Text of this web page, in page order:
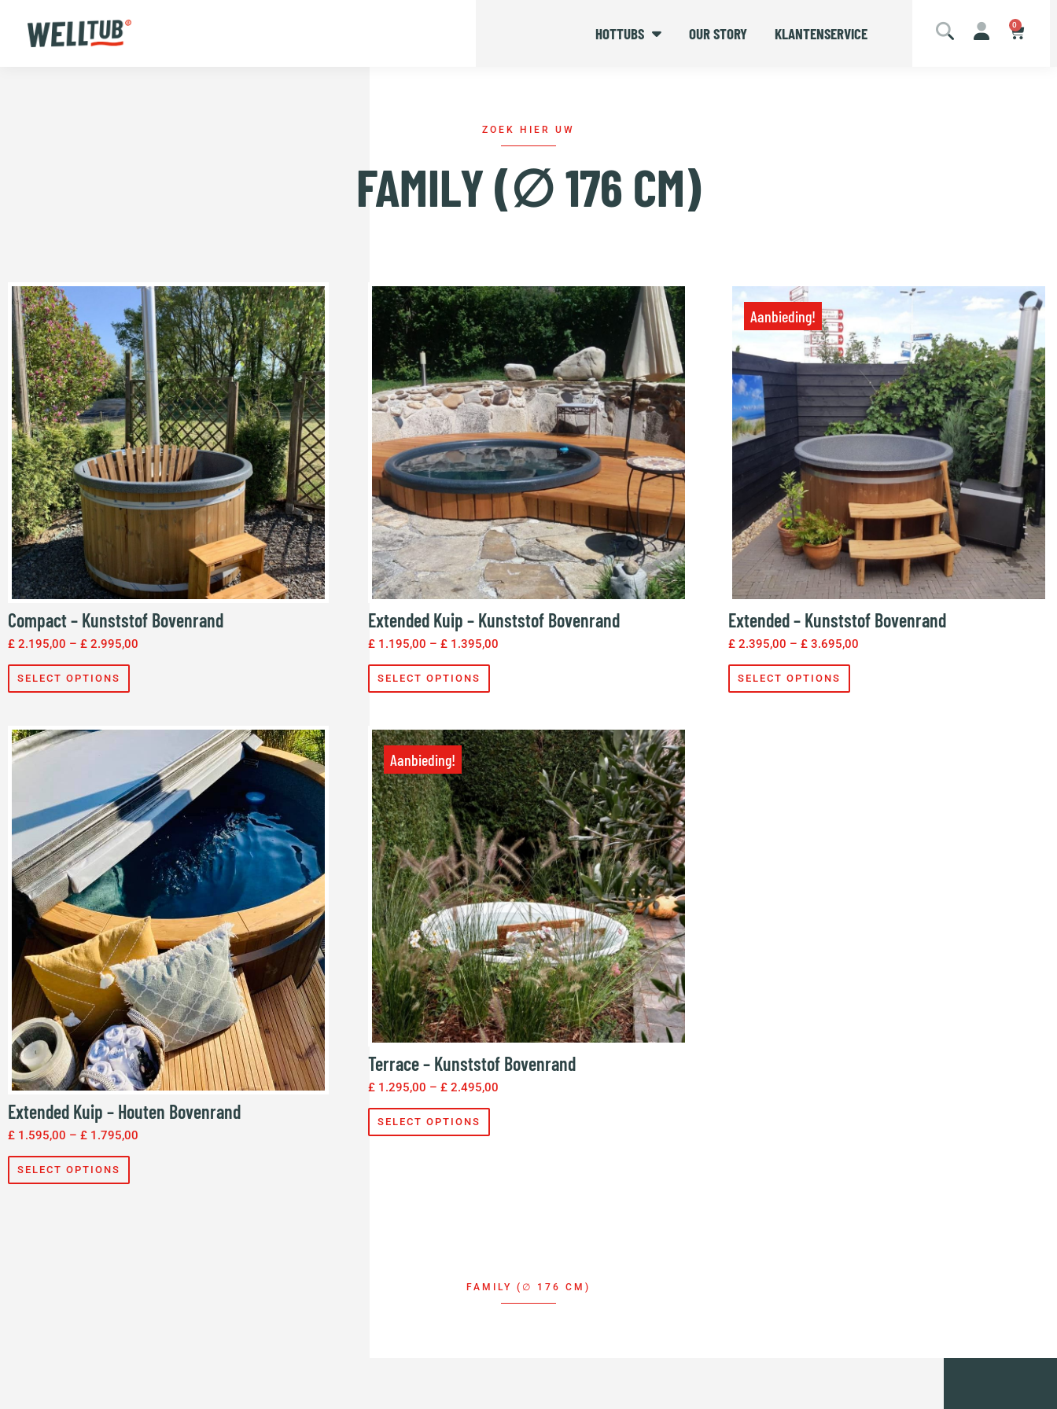
HOTTUBS OUR STORY KLANTENSERVICE 0
ZOEK HIER UW
FAMILY (∅ 176 CM)
Compact – Kunststof Bovenrand
£ 2.195,00 – £ 2.995,00
SELECT OPTIONS
Extended Kuip – Kunststof Bovenrand
£1.195,00 – £1.395,00
SELECT OPTIONS
Aanbieding!
Extended – Kunststof Bovenrand
£2.395,00 – £3.695,00
SELECT OPTIONS
Extended Kuip – Houten Bovenrand
£ 1.595,00 – £ 1.795,00
SELECT OPTIONS
Aanbieding!
Terrace – Kunststof Bovenrand
£1.295,00 – £2.495,00
SELECT OPTIONS
FAMILY (∅ 176 CM)